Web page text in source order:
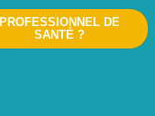
PROFESSIONNEL DE
SANTÉ ?